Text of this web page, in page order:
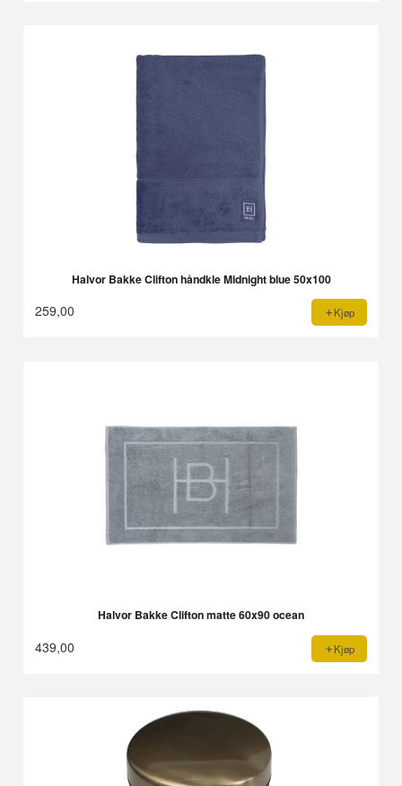
Halvor Bakke Clifton håndkle Midnight blue 50x100
259,00 Kjøp
Halvor Bakke Clifton matte 60x90 ocean
439,00 Kjøp